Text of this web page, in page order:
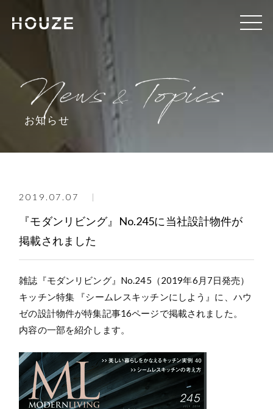
お知らせ
2019.07.07
『モダンリビング』No.245に当社設計物件が
掲載されました
雑誌『モダンリビング』No.245（2019年6月7日発売）
キッチン特集 『シームレスキッチンにしよう』に、ハウ
ゼの設計物件が特集記事16ページで掲載されました。
内容の一部を紹介します。